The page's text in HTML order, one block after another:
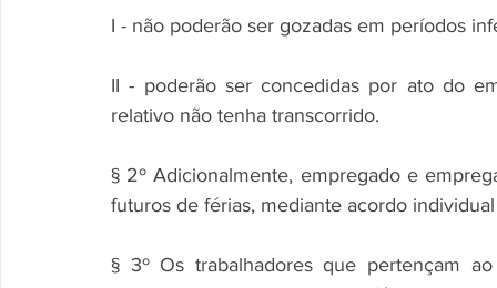
I - não poderão ser gozadas em períodos
II - poderão ser concedidas por ato do
relativo não tenha transcorrido.
§ 2º Adicionalmente, empregado e
futuros de férias, mediante acordo
§ 3º Os trabalhadores que pertençam